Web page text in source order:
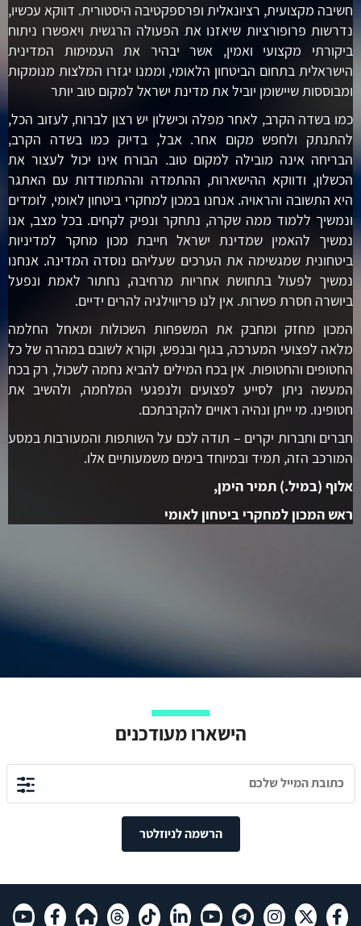
חשיבה מקצועית, רציונאלית ופרספקטיבה היסטורית. דווקא עכשיו,
נדרשות פרופורציות שיאזנו את הפעולה הרגשית ויאפשרו ניתוח
ביקורתי מקצועי ואמין, אשר יבהיר את העמימות המדינית
הישראלית בתחום הביטחון הלאומי, וממנו יגזרו המלצות מנומקות
ומבוססות שיישומן יוביל את מדינת ישראל למקום טוב יותר
כמו בשדה הקרב, לאחר מפלה וכישלון יש רצון לברוח, לעזוב הכל,
להתנתק ולחפש מקום אחר. אבל, בדיוק כמו בשדה הקרב,
הבריחה אינה מובילה למקום טוב. הבורח אינו יכול לעצור את
הכשלון, ודווקא ההישארות, ההתמדה וההתמודדות עם האתגר
היא התשובה והראויה. אנחנו במכון למחקרי ביטחון לאומי, לומדים
ונמשיך ללמוד ממה שקרה, נתחקר ונפיק לקחים. בכל מצב, אנו
נמשיך להאמין שמדינת ישראל חייבת מכון מחקר למדיניות
ביטחונית שמגשימה את הערכים שעליהם נוסדה המדינה. אנחנו
נמשיך לפעול בתחושת אחריות מרחיבה, נחתור לאמת ונפעל
ביושרה חסרת פשרות. אין לנו פריווילגיה להרים ידיים.
המכון מחזק ומחבק את המשפחות השכולות ומאחל החלמה
מלאה לפצועי המערכה, בגוף ובנפש, וקורא לשובם במהרה של כל
החטופים והחטופות. אין בכח המילים להביא נחמה לשכול, רק בכח
המעשה ניתן לסייע לפצועים ולנפגעי המלחמה, ולהשיב את
חטופינו. מי ייתן ונהיה ראויים להקרבתכם.
חברים וחברות יקרים – תודה לכם על השותפות והמעורבות במסע
המורכב הזה, תמיד ובמיוחד בימים משמעותיים אלו.
אלוף (במיל.) תמיר הימן,
ראש המכון למחקרי ביטחון לאומי
הישארו מעודכנים
הרשמה לניוזלטר